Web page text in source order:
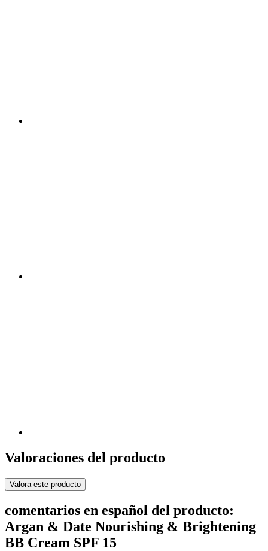
Valoraciones del producto
Valora este producto
comentarios en español del producto:
Argan & Date Nourishing & Brightening
BB Cream SPF 15